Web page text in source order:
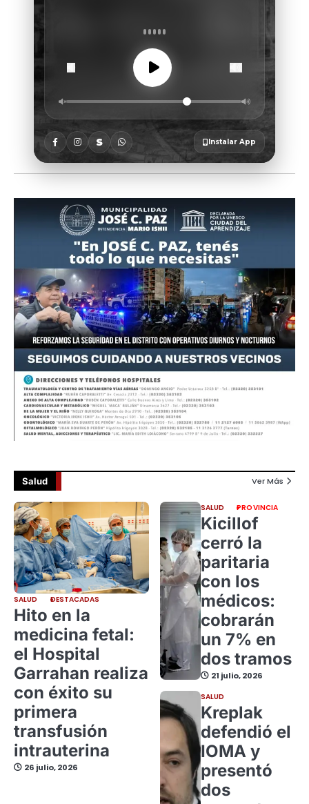
Salud Ver Más
SALUD DESTACADAS
Hito en la
medicina fetal:
el Hospital
Garrahan realiza
con éxito su
primera
transfusión
intrauterina
26 julio, 2026
SALUD PROVINCIA
Kicillof
cerró la
paritaria
con los
médicos:
cobrarán
un 7% en
dos tramos
21 julio, 2026
SALUD
Kreplak
defendió el
IOMA y
presentó
dos